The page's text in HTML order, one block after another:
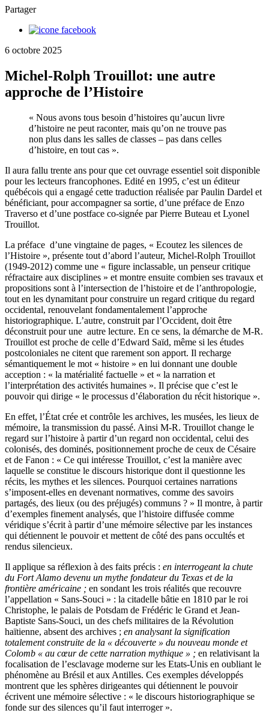
Partager
6 octobre 2025
Michel-Rolph Trouillot: une autre
approche de l’Histoire
« Nous avons tous besoin d’histoires qu’aucun livre
d’histoire ne peut raconter, mais qu’on ne trouve pas
non plus dans les salles de classes – pas dans celles
d’histoire, en tout cas ».
Il aura fallu trente ans pour que cet ouvrage essentiel soit disponible
pour les lecteurs francophones. Edité en 1995, c’est un éditeur
québécois qui a engagé cette traduction réalisée par Paulin Dardel et
bénéficiant, pour accompagner sa sortie, d’une préface de Enzo
Traverso et d’une postface co-signée par Pierre Buteau et Lyonel
Trouillot.
La préface d’une vingtaine de pages, « Ecoutez les silences de
l’Histoire », présente tout d’abord l’auteur, Michel-Rolph Trouillot
(1949-2012) comme une « figure inclassable, un penseur critique
réfractaire aux disciplines » et montre ensuite combien ses travaux et
propositions sont à l’intersection de l’histoire et de l’anthropologie,
tout en les dynamitant pour construire un regard critique du regard
occidental, renouvelant fondamentalement l’approche
historiographique. L’autre, construit par l’Occident, doit être
déconstruit pour une autre lecture. En ce sens, la démarche de M-R.
Trouillot est proche de celle d’Edward Saïd, même si les études
postcoloniales ne citent que rarement son apport. Il recharge
sémantiquement le mot « histoire » en lui donnant une double
acception : « la matérialité factuelle » et « la narration et
l’interprétation des activités humaines ». Il précise que c’est le
pouvoir qui dirige « le processus d’élaboration du récit historique ».
En effet, l’État crée et contrôle les archives, les musées, les lieux de
mémoire, la transmission du passé. Ainsi M-R. Trouillot change le
regard sur l’histoire à partir d’un regard non occidental, celui des
colonisés, des dominés, positionnement proche de ceux de Césaire
et de Fanon : « Ce qui intéresse Trouillot, c’est la manière avec
laquelle se constitue le discours historique dont il questionne les
récits, les mythes et les silences. Pourquoi certaines narrations
s’imposent-elles en devenant normatives, comme des savoirs
partagés, des lieux (ou des préjugés) communs ? » Il montre, à partir
d’exemples finement analysés, que l’histoire diffusée comme
véridique s’écrit à partir d’une mémoire sélective par les instances
qui détiennent le pouvoir et mettent de côté des pans occultés et
rendus silencieux.
Il applique sa réflexion à des faits précis : en interrogeant la chute
du Fort Alamo devenu un mythe fondateur du Texas et de la
frontière américaine ; en sondant les trois réalités que recouvre
l’appellation « Sans-Souci » : la citadelle bâtie en 1810 par le roi
Christophe, le palais de Potsdam de Frédéric le Grand et Jean-
Baptiste Sans-Souci, un des chefs militaires de la Révolution
haïtienne, absent des archives ; en analysant la signification
totalement construite de la « découverte » du nouveau monde et
Colomb « au cœur de cette narration mythique » ; en relativisant la
focalisation de l’esclavage moderne sur les Etats-Unis en oubliant le
phénomène au Brésil et aux Antilles. Ces exemples développés
montrent que les sphères dirigeantes qui détiennent le pouvoir
écrivent une mémoire sélective : « le discours historiographique se
fonde sur des silences qu’il faut interroger ».